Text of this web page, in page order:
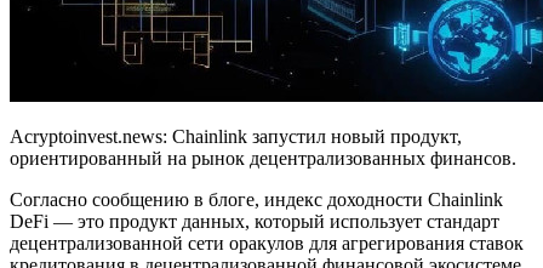
Acryptoinvest.news: Chainlink запустил новый продукт,
ориентированный на рынок децентрализованных финансов.
Согласно сообщению в блоге, индекс доходности Chainlink
DeFi — это продукт данных, который использует стандарт
децентрализованной сети оракулов для агрегирования ставок